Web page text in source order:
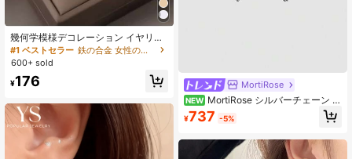
幾何学模様デコレーション イヤリン
グジャケット
#1 ベストセラー
鉄の合金 女性のブラブライヤリング
600+ sold
¥176 MortiRose
NEW MortiRose シルバーチェーン 棘
ラブ パーソナライズドピアス
¥737 -5%